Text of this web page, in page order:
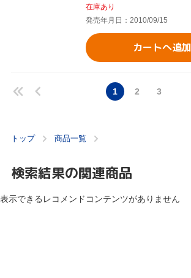
在庫あり
発売年月日：2010/09/15
カートへ追加
1 2 3
トップ 商品一覧
検索結果の関連商品
表示できるレコメンドコンテンツがありません